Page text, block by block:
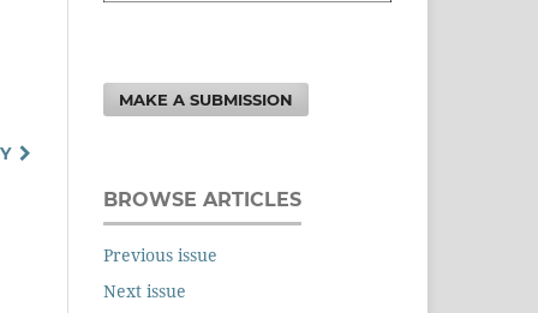
MAKE A SUBMISSION
BROWSE ARTICLES
Previous issue
Next issue